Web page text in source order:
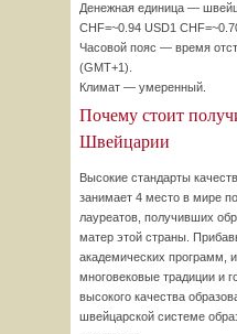
Денежная единица —
CHF=~0.94 USD1
Часовой пояс — время
(GMT+1).
Климат — умеренный.
Почему стоит
Швейцарии
Высокие стандарты
занимает 4 место в мире
лауреатов, получивших
матер этой страны.
академических программ,
многовековые традиции и
высокого качества
швейцарской системе